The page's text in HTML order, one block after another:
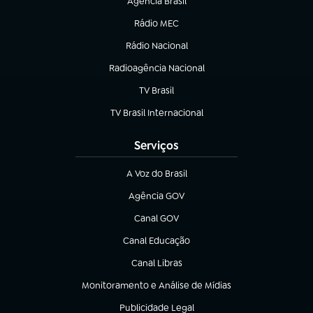
(abre em nova aba)
Rádio MEC
Rádio Nacional
(abre em nova aba)
Radioagência Nacional
(abre em nova aba)
TV Brasil
(abre em nova aba)
TV Brasil Internacional
(abre em nova aba)
Serviços
A Voz do Brasil
(abre em nova aba)
Agência GOV
(abre em nova aba)
Canal GOV
(abre em nova aba)
Canal Educação
(abre em nova aba)
Canal Libras
(abre em nova aba)
Monitoramento e Análise de Mídias
(abre em nova aba)
Publicidade Legal